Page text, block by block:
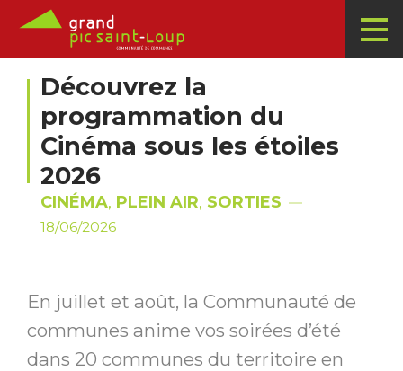
Découvrez la
programmation du
Cinéma sous les étoiles
2026
CINÉMA, PLEIN AIR, SORTIES
18/06/2026
En juillet et août, la Communauté de
communes anime vos soirées d’été
dans 20 communes du territoire en